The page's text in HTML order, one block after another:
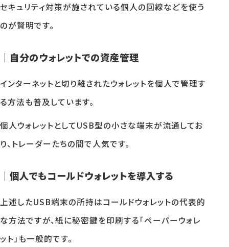
セキュリティ対策が施されている個人の回線などを使う
のが賢明です。
｜自分のウォレットでの資産管理
インターネットと切り離されたウォレットを個人で管理す
る方法も普及しています。
個人ウォレットとしてUSB型の小さな端末が流通してお
り、トレーダーたちの間で人気です。
｜個人でもコールドウォレットを導入する
上述したUSB端末の所持はコールドウォレットの代表的
な方法ですが、紙に秘密鍵を印刷する「ペーパーウォレ
ット」も一般的です。